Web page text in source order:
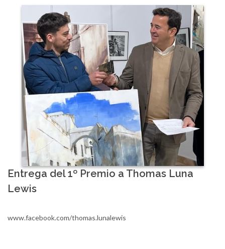
Entrega del 1º Premio a Thomas Luna
Lewis
www.facebook.com/thomas.lunalewis